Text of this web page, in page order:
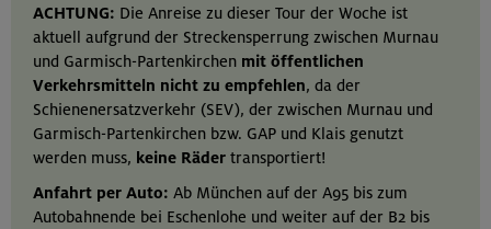
ACHTUNG: Die Anreise zu dieser Tour der Woche ist
aktuell aufgrund der Streckensperrung zwischen Murnau
und Garmisch-Partenkirchen mit öffentlichen
Verkehrsmitteln nicht zu empfehlen, da der
Schienenersatzverkehr (SEV), der zwischen Murnau und
Garmisch-Partenkirchen bzw. GAP und Klais genutzt
werden muss, keine Räder transportiert!
Anfahrt per Auto: Ab München auf der A95 bis zum
Autobahnende bei Eschenlohe und weiter auf der B2 bis